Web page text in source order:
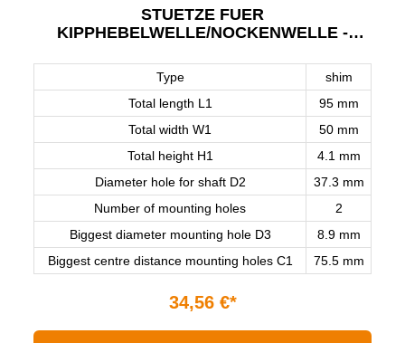
STUETZE FUER
KIPPHEBELWELLE/NOCKENWELLE -
Type
shim
Total length L1
95 mm
Total width W1
50 mm
Total height H1
4.1 mm
Diameter hole for shaft D2
37.3 mm
Number of mounting holes
2
Biggest diameter mounting hole D3
8.9 mm
Biggest centre distance mounting holes C1
75.5 mm
34,56 €*